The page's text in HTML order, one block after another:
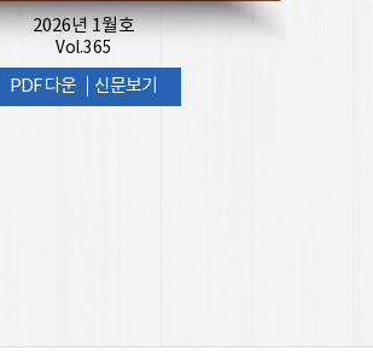
2026년 1월호
Vol.365
PDF 다운 신문보기